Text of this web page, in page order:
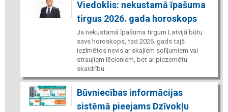
Viedoklis: nekustamā īpašuma
tirgus 2026. gada horoskops
Ja nekustamā īpašuma tirgum Latvijā būtu
savs horoskops, tad 2026. gads tajā
iezīmētos nevis ar skaļiem solījumiem vai
straujiem lēcieniem, bet ar piezemētu
skaidrību.
Būvniecības informācijas
sistēmā pieejams Dzīvokļu